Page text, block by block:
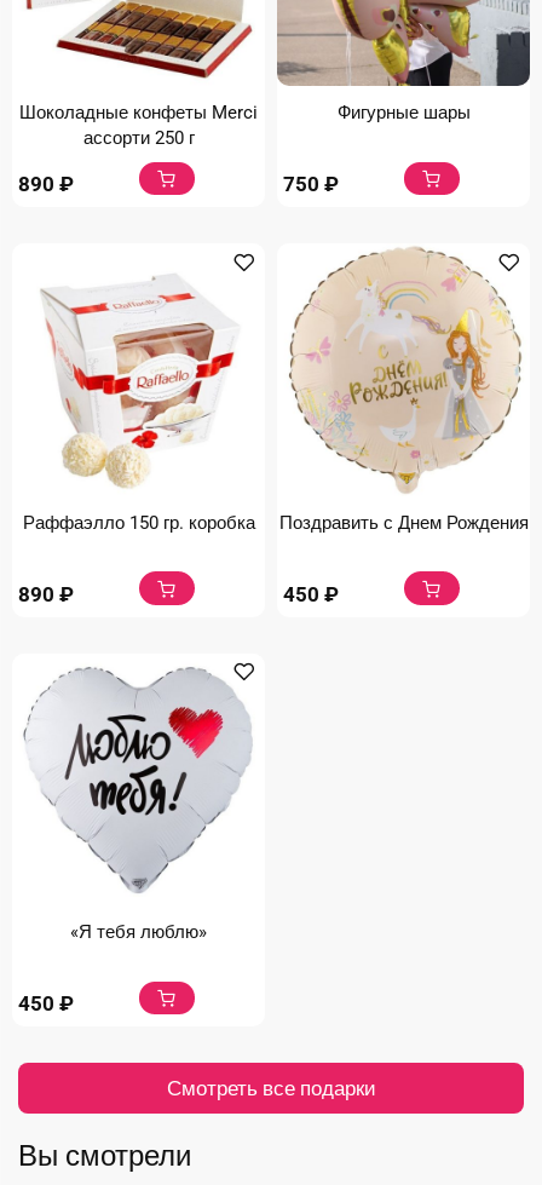
Шоколадные конфеты Merci
ассорти 250 г
890 ₽
Фигурные шары
750 ₽
Раффаэлло 150 гр. коробка
890 ₽
Поздравить с Днем Рождения
450 ₽
«Я тебя люблю»
450 ₽
Смотреть все подарки
Вы смотрели